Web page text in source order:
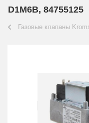
D1M6B, 84755125
Газовые клапаны